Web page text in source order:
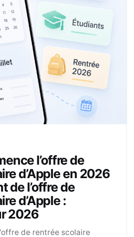
l’offre de
d’Apple en 2026
de l’offre de
d’Apple :
2026
de rentrée scolaire